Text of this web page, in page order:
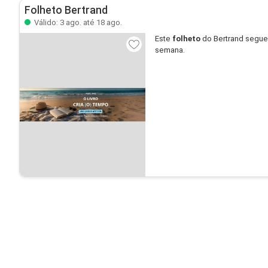
Folheto Bertrand
Válido: 3 ago. até 18 ago.
Este folheto do Bertrand
semana.